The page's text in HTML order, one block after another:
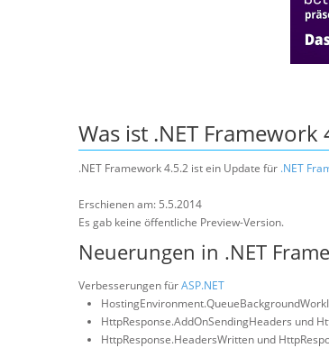
Was ist .NET Framework
.NET Framework 4.5.2 ist ein Update für .NET
Erschienen am: 5.5.2014
Es gab keine öffentliche Preview-Version.
Neuerungen in .NET
Verbesserungen fürASP.NET
HttpResponse.AddOnSendingHeaders und
HttpResponse.HeadersWritten und